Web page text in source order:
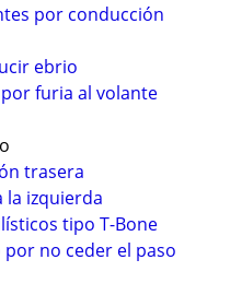
por conducción
ebrio
furia al volante
trasera
la izquierda
tipo T-Bone
no ceder el paso